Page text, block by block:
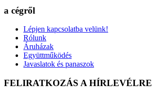
a cégről
Lépjen kapcsolatba velünk!
Rólunk
Áruházak
Együttműködés
Javaslatok és panaszok
FELIRATKOZÁS A HÍRLEVÉLRE